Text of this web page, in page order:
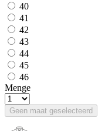
40
41
42
43
44
45
46
Menge
Geen maat geselecteerd